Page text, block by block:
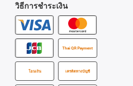
วิธีการชำระเงิน
Thai QR Payment
โอนเงิน เครดิตทางบัญชี